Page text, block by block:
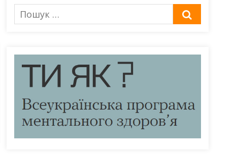
Пошук
для: